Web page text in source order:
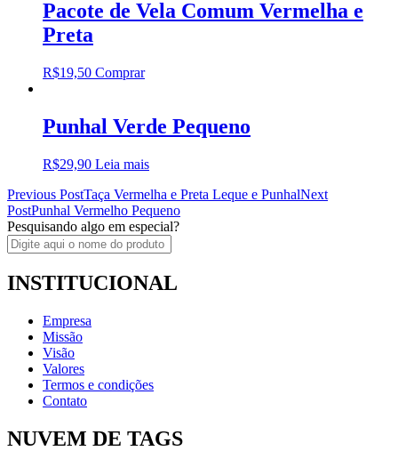
Pacote de Vela Comum Vermelha e
Preta
R$19,50 Comprar
Punhal Verde Pequeno
R$29,90 Leia mais
Post
navigation
Previous PostTaça Vermelha e Preta Leque e PunhalNext
PostPunhal Vermelho Pequeno
Pesquisando algo em especial?
INSTITUCIONAL
Empresa
Missão
Visão
Valores
Termos e condições
Contato
NUVEM DE TAGS